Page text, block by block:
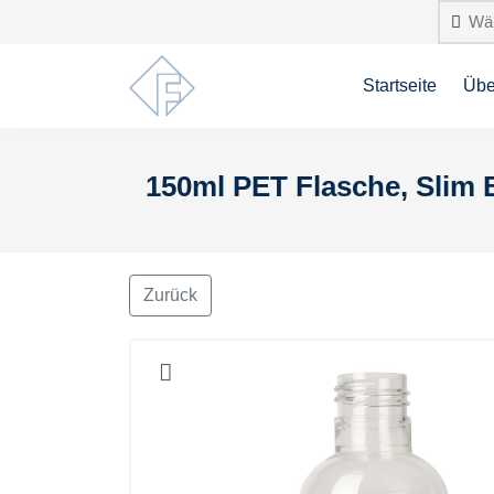
Startseite
150ml PET Flasche, Slim
Zurück